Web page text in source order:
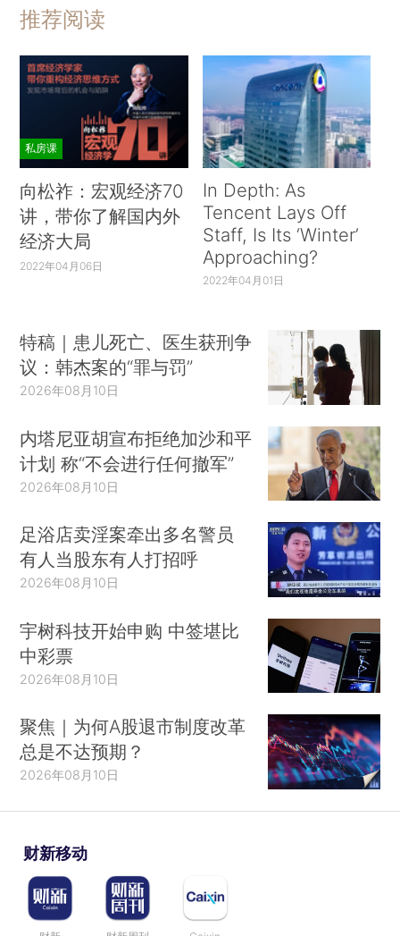
推荐阅读
私房课
向松祚：宏观经济70
讲，带你了解国内外
经济大局
2022年04月06日
In Depth: As
Tencent Lays Off
Staff, Is Its ‘Winter’
Approaching?
2022年04月01日
特稿｜患儿死亡、医生获刑争
议：韩杰案的“罪与罚”
2026年08月10日
内塔尼亚胡宣布拒绝加沙和平
计划 称“不会进行任何撤军”
2026年08月10日
足浴店卖淫案牵出多名警员
有人当股东有人打招呼
2026年08月10日
宇树科技开始申购 中签堪比
中彩票
2026年08月10日
聚焦｜为何A股退市制度改革
总是不达预期？
2026年08月10日
财新移动